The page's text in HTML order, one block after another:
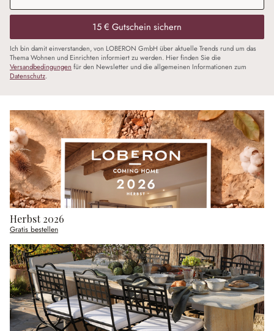
15 € Gutschein sichern
Ich bin damit einverstanden, von LOBERON GmbH über aktuelle Trends rund um das
Thema Wohnen und Einrichten informiert zu werden. Hier finden Sie die
Versandbedingungen für den Newsletter und die allgemeinen Informationen zum
Datenschutz.
Herbst 2026
Gratis bestellen